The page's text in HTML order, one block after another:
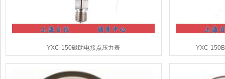
YXC-150磁助电接点压力表 YXC-